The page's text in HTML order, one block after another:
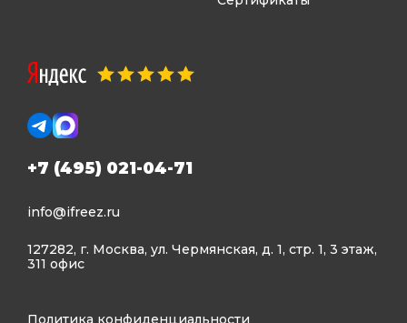
+7 (495) 021-04-71
info@ifreez.ru
127282, г. Москва, ул. Чермянская, д. 1, стр. 1, 3 этаж,
311 офис
Политика конфиденциальности